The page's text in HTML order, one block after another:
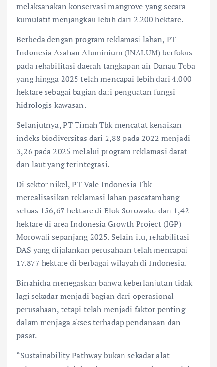
melaksanakan konservasi mangrove yang secara
kumulatif menjangkau lebih dari 2.200 hektare.
Berbeda dengan program reklamasi lahan, PT
Indonesia Asahan Aluminium (INALUM) berfokus
pada rehabilitasi daerah tangkapan air Danau Toba
yang hingga 2025 telah mencapai lebih dari 4.000
hektare sebagai bagian dari penguatan fungsi
hidrologis kawasan.
Selanjutnya, PT Timah Tbk mencatat kenaikan
indeks biodiversitas dari 2,88 pada 2022 menjadi
3,26 pada 2025 melalui program reklamasi darat
dan laut yang terintegrasi.
Di sektor nikel, PT Vale Indonesia Tbk
merealisasikan reklamasi lahan pascatambang
seluas 156,67 hektare di Blok Sorowako dan 1,42
hektare di area Indonesia Growth Project (IGP)
Morowali sepanjang 2025. Selain itu, rehabilitasi
DAS yang dijalankan perusahaan telah mencapai
17.877 hektare di berbagai wilayah di Indonesia.
Binahidra menegaskan bahwa keberlanjutan tidak
lagi sekadar menjadi bagian dari operasional
perusahaan, tetapi telah menjadi faktor penting
dalam menjaga akses terhadap pendanaan dan
pasar.
“Sustainability Pathway bukan sekadar alat